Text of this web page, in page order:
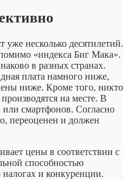
уже несколько десятилетий.
«индекса Биг Мака».
в разных странах.
плата намного ниже,
ниже. Кроме того, никто
на месте. В
смартфонов. Согласно
переоценен и должен
цены в соответствии с
способностью
налогах и конкуренции.